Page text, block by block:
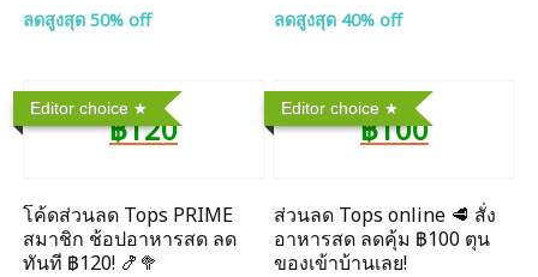
ลดสูงสุด 50% off ลดสูงสุด 40% off
Editor choice
฿120
โค้ดส่วนลด Tops PRIME
สมาชิก ช้อปอาหารสด ลด
ทันที ฿120! 🍤🥦
Editor choice
฿100
ส่วนลด Tops online 🥩 สั่ง
อาหารสด ลดคุ้ม ฿100 ตุน
ของเข้าบ้านเลย!